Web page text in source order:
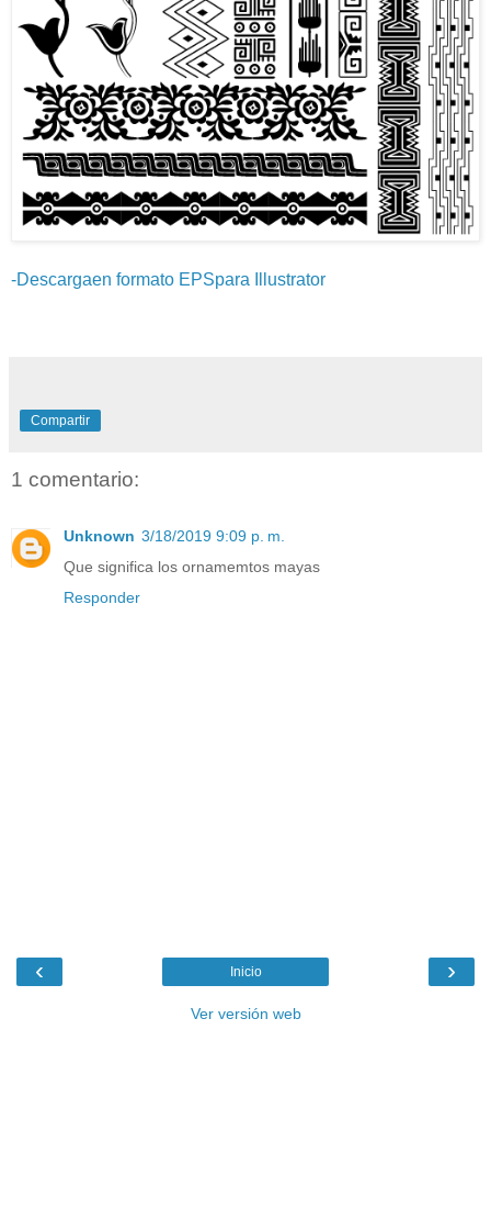
-Descargaen formato EPSpara Illustrator
Compartir
1 comentario:
Unknown 3/18/2019 9:09 p. m.
Que significa los ornamemtos mayas
Responder
‹ ›
Inicio
Ver versión web